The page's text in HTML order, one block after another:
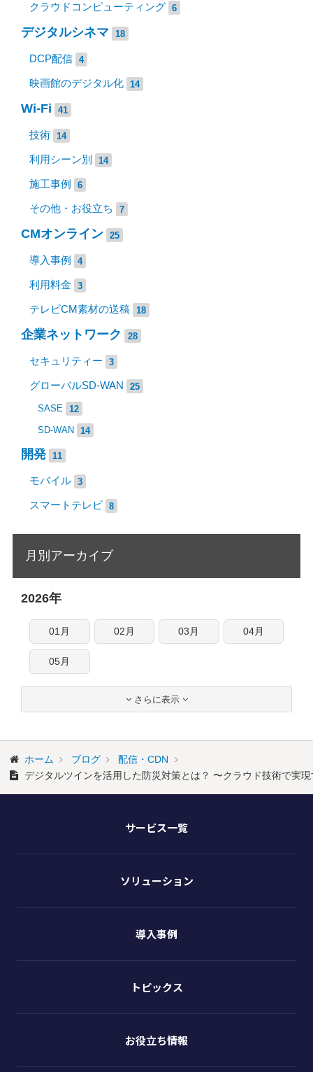
クラウドコンピューティング 6
デジタルシネマ 18
DCP配信 4
映画館のデジタル化 14
Wi-Fi 41
技術 14
利用シーン別 14
施工事例 6
その他・お役立ち 7
CMオンライン 25
導入事例 4
利用料金 3
テレビCM素材の送稿 18
企業ネットワーク 28
セキュリティー 3
グローバルSD-WAN 25
SASE 12
SD-WAN 14
開発 11
モバイル 3
スマートテレビ 8
月別アーカイブ
2026年
01月 02月 03月 04月
05月
さらに表示 
ホーム ブログ
配信・CDN
デジタルツインを活用した防災対策とは？ 〜クラウド技術で実
サービス一覧
ソリューション
導入事例
トピックス
お役立ち情報